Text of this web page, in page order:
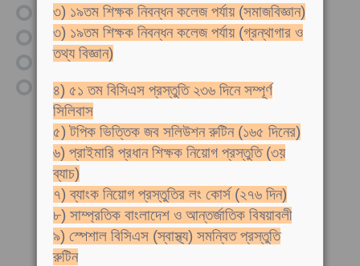
মালাক্কা প্রণালী
সুন্দা প্রণালী
বাব এল মান্দেব প্রণালী
হর্মুজ প্রণালী
৩) ১৯তম শিক্ষক নিবন্ধন কলেজ পর্যায় (সমাজবিজ্ঞান)
৩) ১৯তম শিক্ষক নিবন্ধন কলেজ পর্যায় (গ্রন্থাগার ও
তথ্য বিজ্ঞান)
৪) ৫১ তম বিসিএস প্রস্তুতি ২৩৬ দিনে সম্পূর্ণ
সিলিবাস
৫) টপিক ভিত্তিক জব সলিউশন রুটিন (১৬৫ দিনের)
৬) প্রাইমারি প্রধান শিক্ষক নিয়োগ প্রস্তুতি (৩য়
ব্যাচ)
৭) ব্যাংক নিয়োগ প্রস্তুতির লং কোর্স (২৭৬ দিন)
৮) সাম্প্রতিক বাংলাদেশ ও আন্তর্জাতিক বিষয়াবলী
৯) স্পেশাল বিসিএস (স্বাস্থ্য) সমন্বিত প্রস্তুতি
রুটিন